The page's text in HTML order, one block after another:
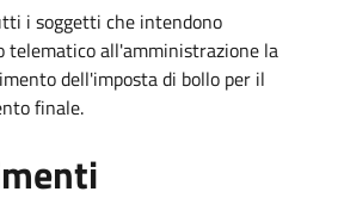
i soggetti che intendono
all'amministrazione la
dell'imposta di bollo per il
finale.